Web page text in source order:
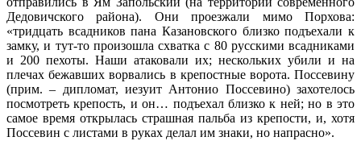
Дедовичского района). Они проезжали мимо Порхова:
«тридцать всадников пана Казановского близко подъехали к
замку, и тут-то произошла схватка с 80 русскими всадниками
и 200 пехоты. Наши атаковали их; нескольких убили и на
плечах бежавших ворвались в крепостные ворота. Поссевину
(прим. – дипломат, иезуит Антонио Поссевино) захотелось
посмотреть крепость, и он… подъехал близко к ней; но в это
самое время открылась страшная пальба из крепости, и, хотя
Поссевин с листами в руках делал им знаки, но напрасно».